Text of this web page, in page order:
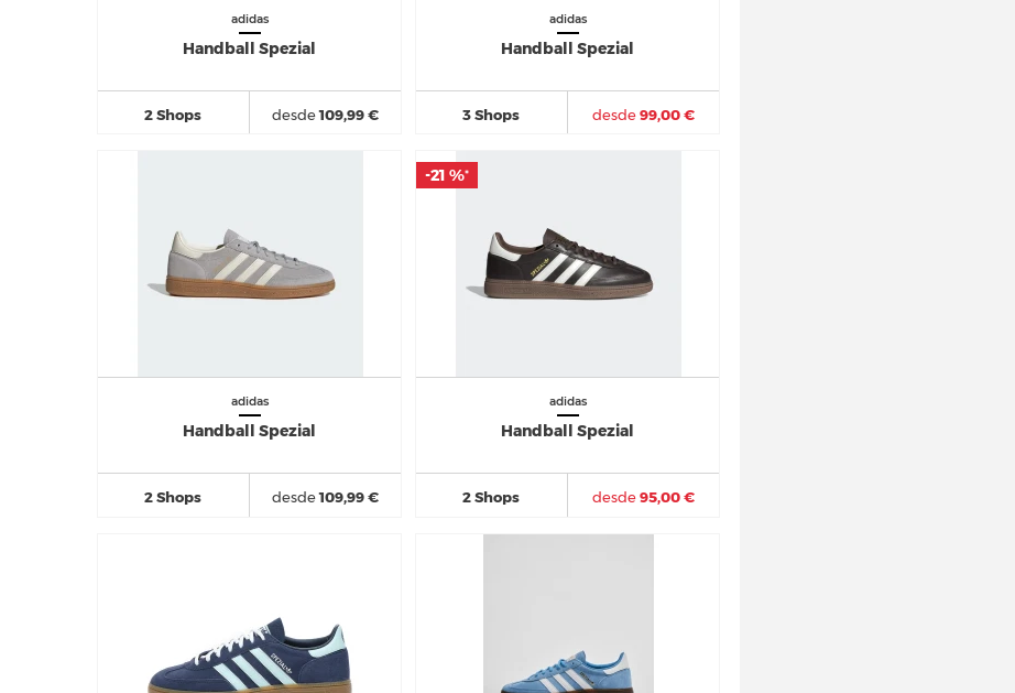
adidas
Handball Spezial
2 Shops desde109,99 €
adidas
Handball Spezial
3 Shops desde99,00 €
adidas
Handball Spezial
2 Shops desde109,99 €
adidas
Handball Spezial
2 Shops desde95,00 €
-21 %*
-21 %*